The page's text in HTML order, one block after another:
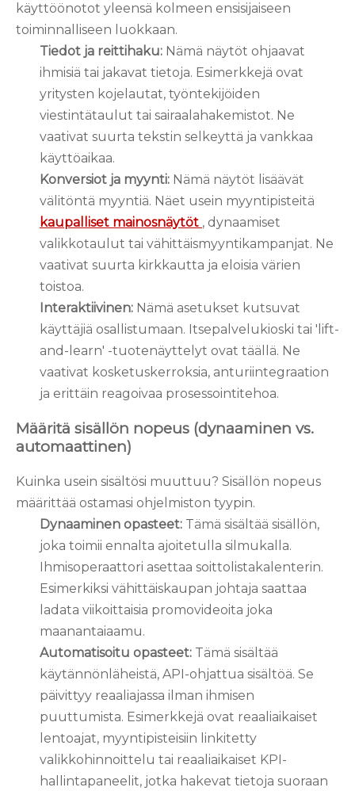
käyttöönotot yleensä kolmeen ensisijaiseen
toiminnalliseen luokkaan.
Tiedot ja reittihaku: Nämä näytöt ohjaavat
ihmisiä tai jakavat tietoja. Esimerkkejä ovat
yritysten kojelautat, työntekijöiden
viestintätaulut tai sairaalahakemistot. Ne
vaativat suurta tekstin selkeyttä ja vankkaa
käyttöaikaa.
Konversiot ja myynti: Nämä näytöt lisäävät
välitöntä myyntiä. Näet usein myyntipisteitä
kaupalliset mainosnäytöt , dynaamiset
valikkotaulut tai vähittäismyyntikampanjat. Ne
vaativat suurta kirkkautta ja eloisia värien
toistoa.
Interaktiivinen: Nämä asetukset kutsuvat
käyttäjiä osallistumaan. Itsepalvelukioski tai 'lift-
and-learn' -tuotenäyttelyt ovat täällä. Ne
vaativat kosketuskerroksia, anturiintegraation
ja erittäin reagoivaa prosessointitehoa.
Määritä sisällön nopeus (dynaaminen vs.
automaattinen)
Kuinka usein sisältösi muuttuu? Sisällön nopeus
määrittää ostamasi ohjelmiston tyypin.
Dynaaminen opasteet: Tämä sisältää sisällön,
joka toimii ennalta ajoitetulla silmukalla.
Ihmisoperaattori asettaa soittolistakalenterin.
Esimerkiksi vähittäiskaupan johtaja saattaa
ladata viikoittaisia ​​promovideoita joka
maanantaiaamu.
Automatisoitu opasteet: Tämä sisältää
käytännönläheistä, API-ohjattua sisältöä. Se
päivittyy reaaliajassa ilman ihmisen
puuttumista. Esimerkkejä ovat reaaliaikaiset
lentoajat, myyntipisteisiin linkitetty
valikkohinnoittelu tai reaaliaikaiset KPI-
hallintapaneelit, jotka hakevat tietoja suoraan